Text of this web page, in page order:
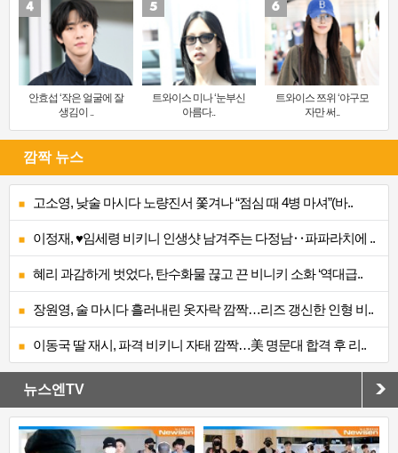
안효섭 ‘작은 얼굴에 잘
생김이 ..
트와이스 미나 ‘눈부신
아름다..
트와이스 쯔위 ‘야구모
자만 써..
깜짝 뉴스
고소영, 낮술 마시다 노량진서 쫓겨나 “점심 때 4병 마셔”(바..
이정재, ♥임세령 비키니 인생샷 남겨주는 다정남‥파파라치에 ..
혜리 과감하게 벗었다, 탄수화물 끊고 끈 비니키 소화 ‘역대급..
장원영, 술 마시다 흘러내린 옷자락 깜짝…리즈 갱신한 인형 비..
이동국 딸 재시, 파격 비키니 자태 깜짝…美 명문대 합격 후 리..
뉴스엔TV